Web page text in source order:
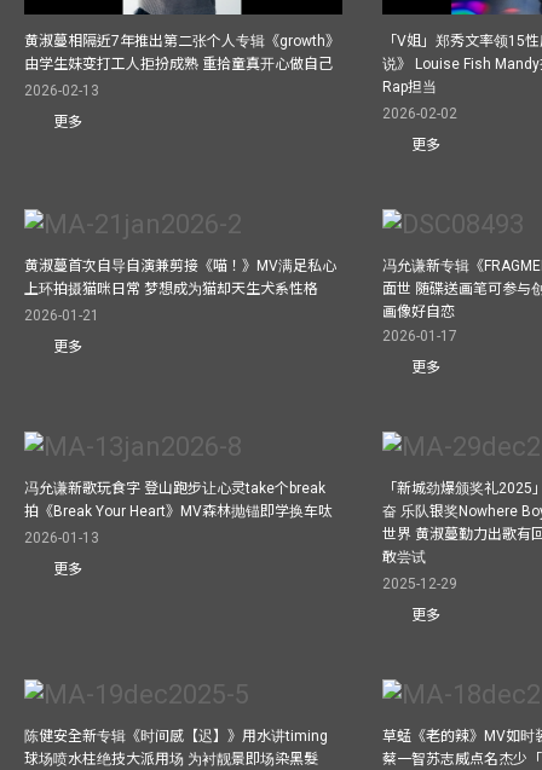
黄淑蔓相隔近7年推出第二张个人专辑《growth》
由学生妹变打工人拒扮成熟 重拾童真开心做自己
2026-02-13
更多
「V姐」郑秀文率领15
说》 Louise Fish
Rap担当
2026-02-02
更多
黄淑蔓首次自导自演兼剪接《喵！》MV满足私心
上环拍摄猫咪日常 梦想成为猫却天生犬系性格
2026-01-21
更多
冯允谦新专辑《
面世 随碟送画笔可参与
画像好自恋
2026-01-17
更多
冯允谦新歌玩食字 登山跑步让心灵take个break
拍《Break Your Heart》MV森林抛锚即学换车呔
2026-01-13
更多
「新城劲爆颁奖礼2025
奋 乐队银奖Nowhere
世界 黄淑蔓勤力出歌有
敢尝试
2025-12-29
更多
陈健安全新专辑《时间感【迟】》用水讲timing
球场喷水柱绝技大派用场 为衬靓景即场染黑髮
草蜢《老的辣》MV如时
蔡一智苏志威点名杰少